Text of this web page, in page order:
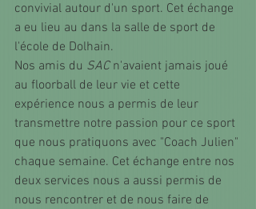
convivial autour d'un sport. Cet échange
a eu lieu au dans la salle de sport de
l'école de Dolhain.
Nos amis du SAC n'avaient jamais joué
au floorball de leur vie et cette
expérience nous a permis de leur
transmettre notre passion pour ce sport
que nous pratiquons avec "Coach Julien"
chaque semaine. Cet échange entre nos
deux services nous a aussi permis de
nous rencontrer et de nous faire de